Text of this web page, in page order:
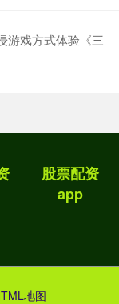
游戏方式体验《三
股票配资
app
地图